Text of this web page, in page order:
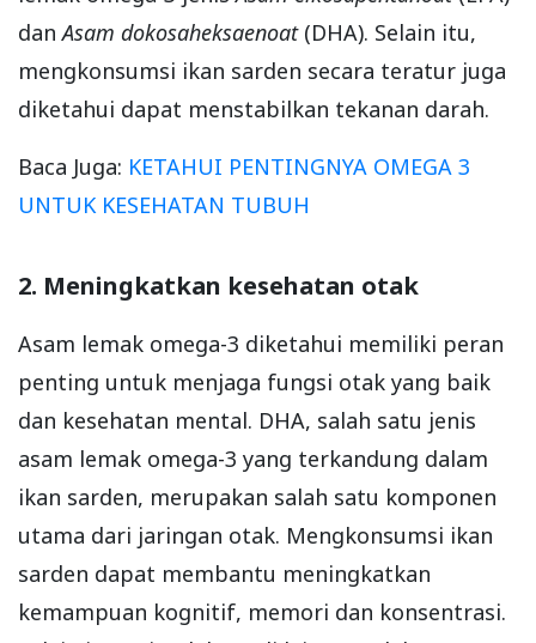
danAsam dokosaheksaenoat(DHA). Selain itu,
mengkonsumsi ikan sarden secara teratur juga
diketahui dapat menstabilkan tekanan darah.
Baca Juga: KETAHUI PENTINGNYA OMEGA 3
UNTUK KESEHATAN TUBUH
2. Meningkatkan kesehatan otak
Asam lemak omega-3 diketahui memiliki peran
penting untuk menjaga fungsi otak yang baik
dan kesehatan mental. DHA, salah satu jenis
asam lemak omega-3 yang terkandung dalam
ikan sarden, merupakan salah satu komponen
utama dari jaringan otak. Mengkonsumsi ikan
sarden dapat membantu meningkatkan
kemampuan kognitif, memori dan konsentrasi.